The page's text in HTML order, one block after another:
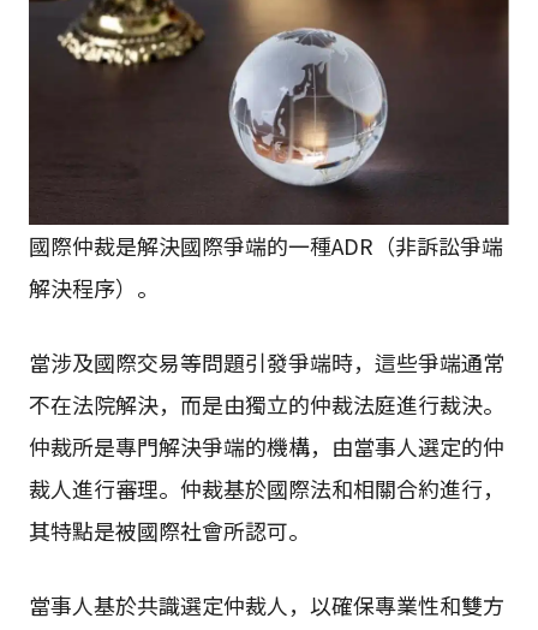
國際仲裁是解決國際爭端的一種ADR（非訴訟爭端
解決程序）。
當涉及國際交易等問題引發爭端時，這些爭端通常
不在法院解決，而是由獨立的仲裁法庭進行裁決。
仲裁所是專門解決爭端的機構，由當事人選定的仲
裁人進行審理。仲裁基於國際法和相關合約進行，
其特點是被國際社會所認可。
當事人基於共識選定仲裁人，以確保專業性和雙方